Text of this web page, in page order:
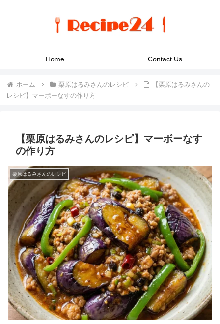
Home Contact Us
ホーム 栗原はるみさんのレシピ
【栗原はるみさんの
レシピ】マーボーなすの作り方
【栗原はるみさんのレシピ】マーボーなす
の作り方
栗原はるみさんのレシピ